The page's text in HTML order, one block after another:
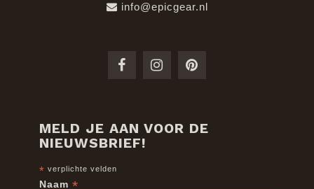
info@epicgear.nl
MELD JE AAN VOOR DE
NIEUWSBRIEF!
* verplichte velden
Naam